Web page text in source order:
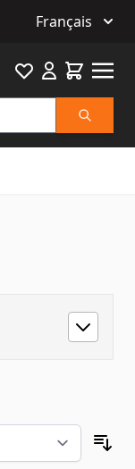
Français
FavouriteCart